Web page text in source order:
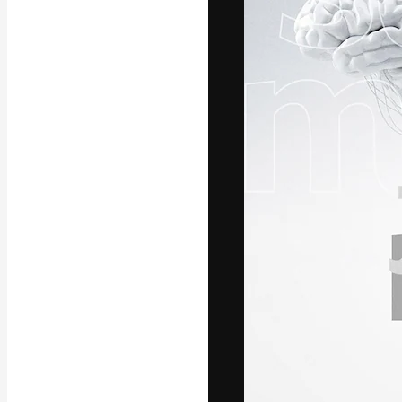
La piattaforma
migliori lavori.
creativi,
Italiano